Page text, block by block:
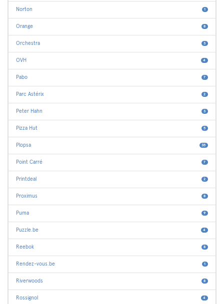
Norton 1
Orange 8
Orchestra 3
OVH 4
Pabo 7
Parc Astérix 2
Peter Hahn 3
Pizza Hut 5
Plopsa 35
Point Carré 7
Printdeal 2
Proximus 8
Puma 9
Puzzle.be 4
Reebok 8
Rendez-vous.be 1
Riverwoods 8
Rossignol 4